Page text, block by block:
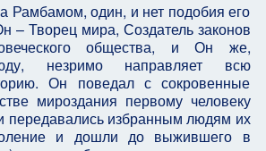
Рамбамом, один, и нет подобия его
– Творец мира, Создатель законов
общества, и Он же,
незримо направляет всю
Он поведал с сокровенные
мироздания первому человеку
передавались избранным людям их
и дошли до выжившего в